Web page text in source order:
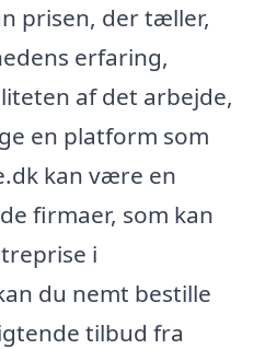
prisen, der tæller,
erfaring,
af det arbejde,
en platform som
kan være en
firmaer, som kan
i
du nemt bestille
tilbud fra